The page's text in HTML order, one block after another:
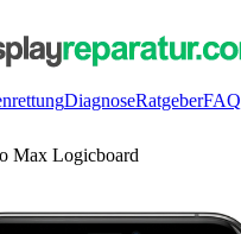
DiagnoseRatgeberFAQ
Max Logicboard